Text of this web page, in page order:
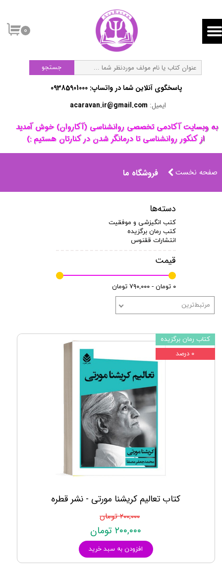
پاسخگوی آنلاین شما در واتساپ:​​​​​​​ 09385901000
ایمیل: acaravan.ir@gmail.com
۰
جستجو
​به وبسایت آکادمی تخصصی روانشناسی (آکاروان) خوش آمدید ​​​​​​​
از کنکور روانشناسی تا درمانگر شدن در کنارتان هستیم :)
صفحه نخست فروشگاه ما
دسته‌ها
کتب انگیزشی و موفقیت
کتب رمان برگزیده
انتشارات ققنوس
قیمت
۰ تومان - ۷۹۰,۰۰۰ تومان
مرتبط‌ترین
کتاب تعالیم کریشنا مورتی - نشر قطره
۲۰۰,۰۰۰ تومان
۲۰۰,۰۰۰ تومان
افزودن به سبد خرید
کتاب رمان برگزیده
۰ درصد